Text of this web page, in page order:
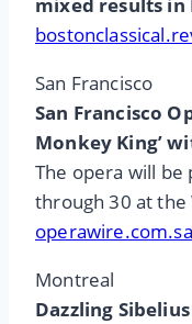
San Francisco
San Francisco
Monkey King’
The opera will
through 30 at the
Montreal
Dazzling